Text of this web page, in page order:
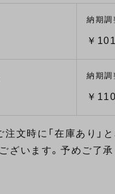
納期調
￥
納期調
￥
文時に「在庫あり」
います。予めご了承